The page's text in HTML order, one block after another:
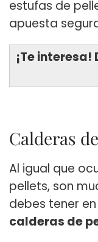
estufas de
apuesta
¡Te
Calderas
Al igual que
pellets, son
debes tener
calderas de